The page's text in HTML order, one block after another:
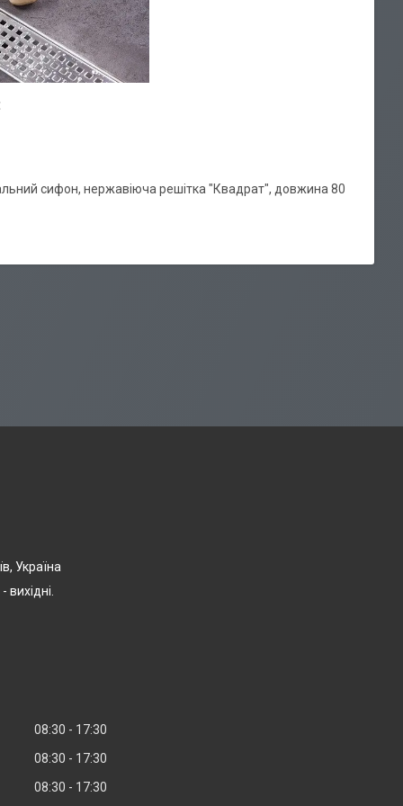
сифон, нержавіюча решітка "Квадрат", довжина 80
Україна
08:30
17:30
08:30
17:30
08:30
17:30